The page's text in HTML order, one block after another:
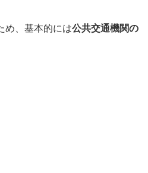
め、基本的には公共交通機関の